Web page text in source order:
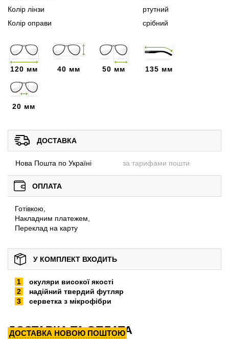
Колір лінзи
ртутний
Колір оправи
срібний
120 мм 40 мм 50 мм 135 мм
20 мм
ДОСТАВКА
Нова Пошта по Україні за тарифами пошти
ОПЛАТА
Готівкою,
Накладним платежем,
Переклад на карту
У КОМПЛЕКТ ВХОДИТЬ
окуляри високої якості
надійний твердий футляр
серветка з мікрофібри
ДОСТАВКА ТА ОПЛАТА
ДОСТАВКА НОВОЮ ПОШТОЮ